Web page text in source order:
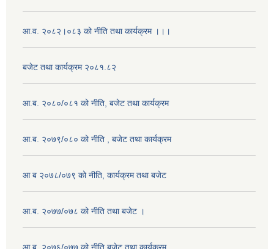
आ.व. २०८२।०८३ को नीति तथा कार्यक्रम ।।।
बजेट तथा कार्यक्रम २०८१.८२
आ.ब. २०८०/०८१ को नीति, बजेट तथा कार्यक्रम
आ.ब. २०७९/०८० को नीति , बजेट तथा कार्यक्रम
आ ब २०७८/०७९ को नीति, कार्यक्रम तथा बजेट
आ.ब. २०७७/०७८ को नीति तथा बजेट ।
आ.ब. २०७६/०७७ को नीति,बजेट तथा कार्यक्रम